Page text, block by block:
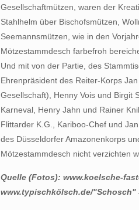
Gesellschaftmützen, waren der
Stahlhelm über Bischofsmützen,
Seemannsmützen, wie in den
Mötzestammdesch farbefroh
Und mit von der Partie, des
Ehrenpräsident des Reiter-Korps
Gesellschaft), Henny Vois und Birgit
Karneval, Henry Jahn und Rainer
Flittarder K.G., Kariboo-Chef und
des Düsseldorfer Amazonenkorps
Mötzestammdesch nicht verzichten
Quelle (Fotos): www.koelsche-
www.typischkölsch.de/"Schosch"